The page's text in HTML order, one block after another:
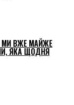
МИ ВЖЕ МАЙЖЕ
ЯКА ЩОДНЯ